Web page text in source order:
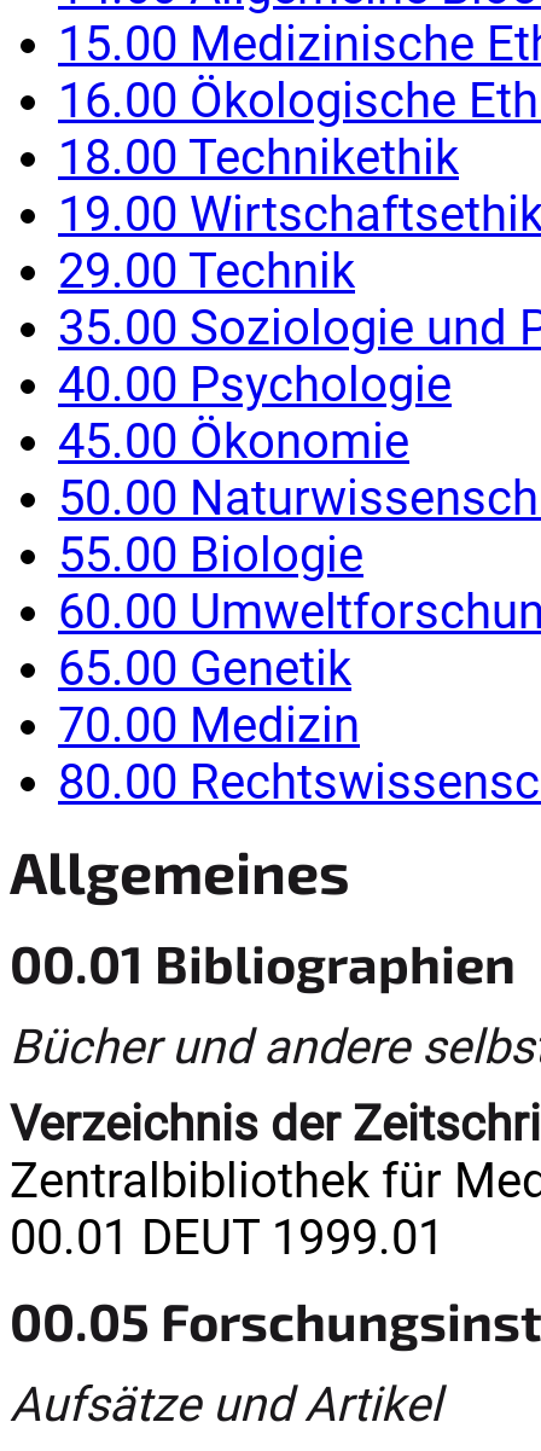
15.00 Medizinische
16.00 Ökologische
18.00 Technikethik
19.00
29.00 Technik
35.00 Soziologie und
40.00 Psychologie
45.00 Ökonomie
50.00
55.00 Biologie
60.00
65.00 Genetik
70.00 Medizin
80.00
Allgemeines
00.01 Bibliographien
Bücher und andere
Verzeichnis der
Zentralbibliothek für
00.01 DEUT 1999.01
00.05
Aufsätze und Artikel